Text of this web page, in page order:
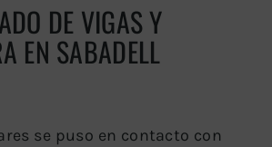
DE VIGAS Y
EN SABADELL
se puso en contacto con